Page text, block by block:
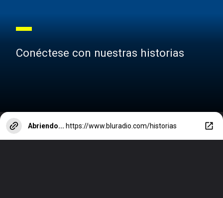
Conéctese con nuestras historias
Abriendo... https://www.bluradio.com/historias